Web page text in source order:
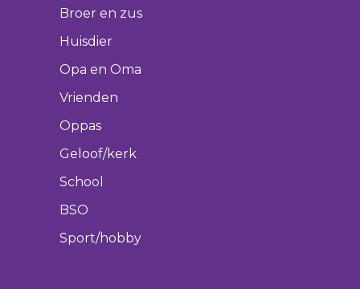
Broer en zus
Huisdier
Opa en Oma
Vrienden
Oppas
Geloof/kerk
School
BSO
Sport/hobby